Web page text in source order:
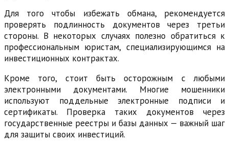
Для того чтобы избежать обмана, рекомендуется
проверять подлинность документов через третьи
стороны. В некоторых случаях полезно обратиться к
профессиональным юристам, специализирующимся на
инвестиционных контрактах.
Кроме того, стоит быть осторожным с любыми
электронными документами. Многие мошенники
используют поддельные электронные подписи и
сертификаты. Проверка таких документов через
государственные реестры и базы данных — важный шаг
для защиты своих инвестиций.